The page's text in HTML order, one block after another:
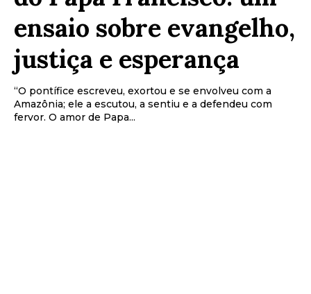
ensaio sobre evangelho,
justiça e esperança
“O pontífice escreveu, exortou e se envolveu com a
Amazônia; ele a escutou, a sentiu e a defendeu com
fervor. O amor de Papa...